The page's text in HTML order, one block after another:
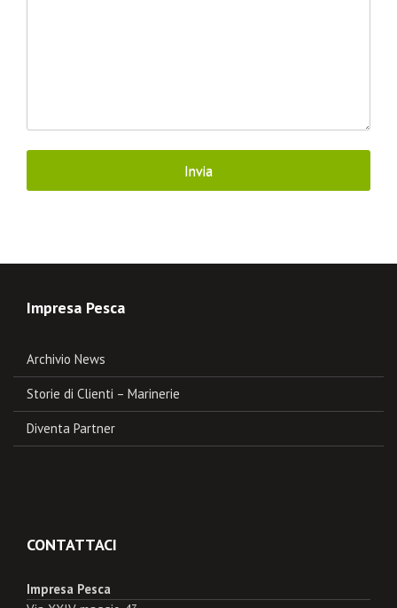
Impresa Pesca
Archivio News
Storie di Clienti – Marinerie
Diventa Partner
CONTATTACI
Impresa Pesca